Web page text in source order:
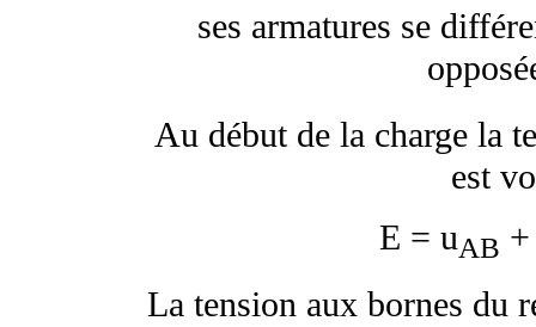
ses armatures se
Au début de la charge la
est
E = uAB
La tension aux bornes du